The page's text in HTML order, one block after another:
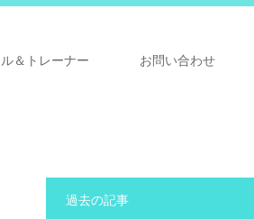
＆トレーナー お問い合わせ
過去の記事